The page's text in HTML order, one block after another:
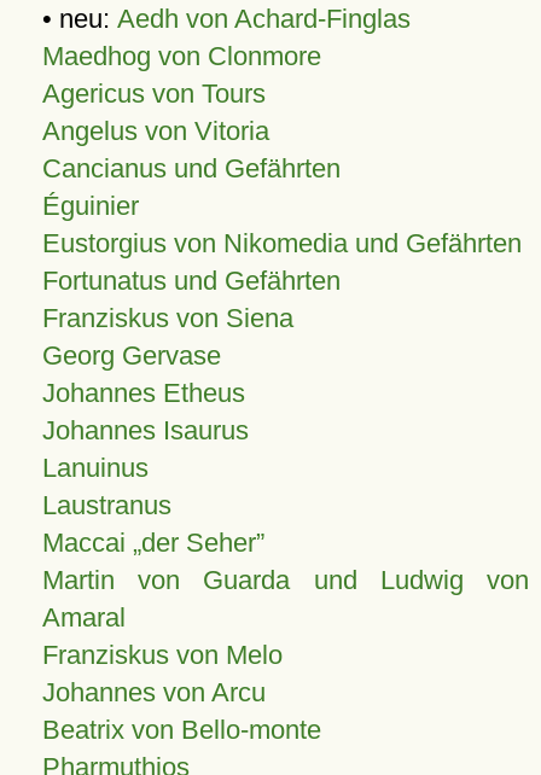
• neu: Aedh von Achard-Finglas
Maedhog von Clonmore
Agericus von Tours
Angelus von Vitoria
Cancianus und Gefährten
Éguinier
Eustorgius von Nikomedia und Gefährten
Fortunatus und Gefährten
Franziskus von Siena
Georg Gervase
Johannes Etheus
Johannes Isaurus
Lanuinus
Laustranus
Maccai „der Seher”
Martin von Guarda und Ludwig von
Amaral
Franziskus von Melo
Johannes von Arcu
Beatrix von Bello-monte
Pharmuthios